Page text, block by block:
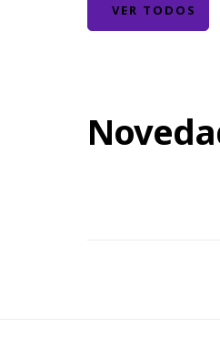
VER TODOS